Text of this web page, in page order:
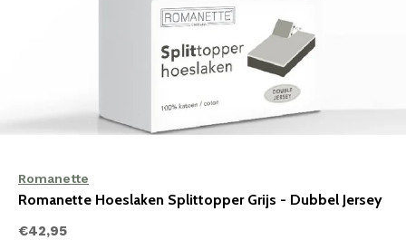
Romanette
Romanette Hoeslaken Splittopper Grijs - Dubbel Jersey
€42,95